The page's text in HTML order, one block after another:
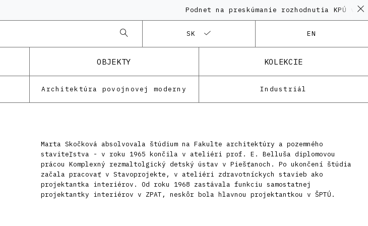
Podnet na preskúmanie rozhodnutia KPÚ vo
SK EN
OBJEKTY KOLEKCIE
Architektúra povojnovej moderny Industriál
Marta Skočková absolvovala štúdium na Fakulte architektúry a pozemného
staviteľstva - v roku 1965 končila v ateliéri prof. E. Belluša diplomovou
prácou Komplexný rezmaltolgický detský ústav v Piešťanoch. Po ukončení štúdia
začala pracovať v Stavoprojekte, v ateliéri zdravotníckych stavieb ako
projektantka interiérov. Od roku 1968 zastávala funkciu samostatnej
projektantky interiérov v ZPAT, neskôr bola hlavnou projektantkou v ŠPTÚ.